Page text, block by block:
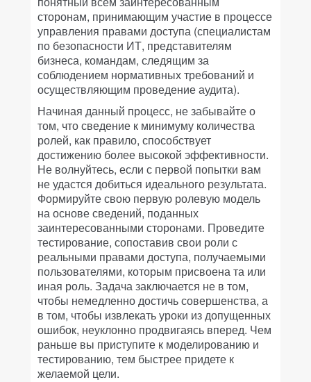
сторонам, принимающим участие в процессе
управления правами доступа (специалистам
по безопасности ИТ, представителям
бизнеса, командам, следящим за
соблюдением нормативных требований и
осуществляющим проведение аудита).
Начиная данный процесс, не забывайте о
том, что сведение к минимуму количества
ролей, как правило, способствует
достижению более высокой эффективности.
Не волнуйтесь, если с первой попытки вам
не удастся добиться идеального результата.
Формируйте свою первую ролевую модель
на основе сведений, поданных
заинтересованными сторонами. Проведите
тестирование, сопоставив свои роли с
реальными правами доступа, получаемыми
пользователями, которым присвоена та или
иная роль. Задача заключается не в том,
чтобы немедленно достичь совершенства, а
в том, чтобы извлекать уроки из допущенных
ошибок, неуклонно продвигаясь вперед. Чем
раньше вы приступите к моделированию и
тестированию, тем быстрее придете к
желаемой цели.